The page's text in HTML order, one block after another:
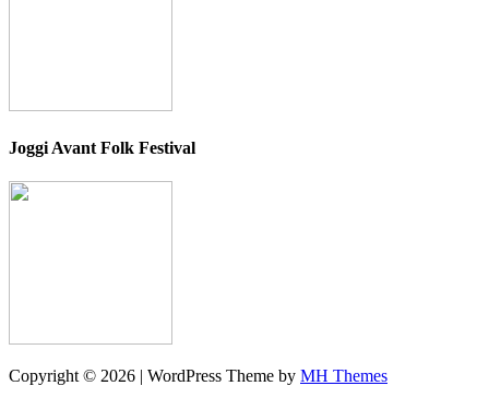
Joggi Avant Folk Festival
Copyright © 2026 | WordPress Theme by MH Themes